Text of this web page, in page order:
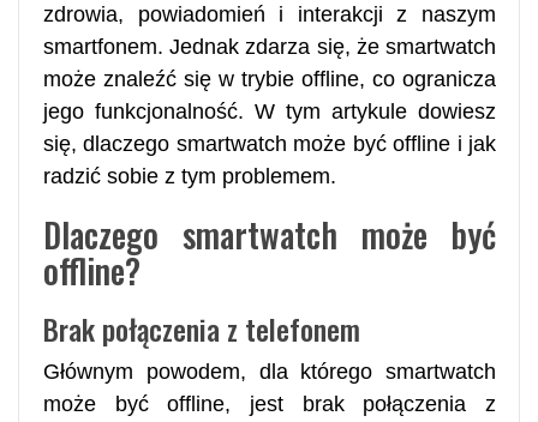
zdrowia, powiadomień i interakcji z naszym
smartfonem. Jednak zdarza się, że smartwatch
może znaleźć się w trybie offline, co ogranicza
jego funkcjonalność. W tym artykule dowiesz
się, dlaczego smartwatch może być offline i jak
radzić sobie z tym problemem.
Dlaczego smartwatch może być
offline?
Brak połączenia z telefonem
Głównym powodem, dla którego smartwatch
może być offline, jest brak połączenia z